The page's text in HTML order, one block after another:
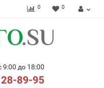
0 0
9:00 до 18:00
89-95